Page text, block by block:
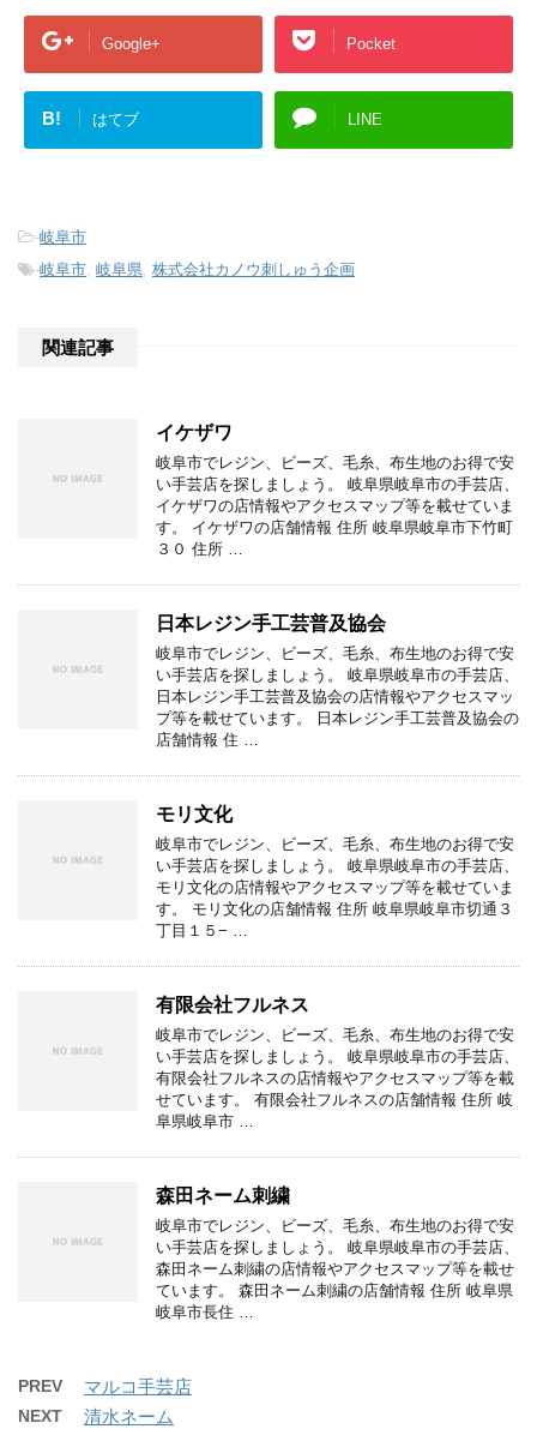
Google+ Pocket
B! はてブ LINE
-岐阜市
-岐阜市 岐阜県 株式会社カノウ刺しゅう企画
関連記事
イケザワ
岐阜市でレジン、ビーズ、毛糸、布生地のお得で安
い手芸店を探しましょう。 岐阜県岐阜市の手芸店、
イケザワの店情報やアクセスマップ等を載せていま
す。 イケザワの店舗情報 住所 岐阜県岐阜市下竹町
３０ 住所 …
日本レジン手工芸普及協会
岐阜市でレジン、ビーズ、毛糸、布生地のお得で安
い手芸店を探しましょう。 岐阜県岐阜市の手芸店、
日本レジン手工芸普及協会の店情報やアクセスマッ
プ等を載せています。 日本レジン手工芸普及協会の
店舗情報 住 …
モリ文化
岐阜市でレジン、ビーズ、毛糸、布生地のお得で安
い手芸店を探しましょう。 岐阜県岐阜市の手芸店、
モリ文化の店情報やアクセスマップ等を載せていま
す。 モリ文化の店舗情報 住所 岐阜県岐阜市切通３
丁目１５− …
有限会社フルネス
岐阜市でレジン、ビーズ、毛糸、布生地のお得で安
い手芸店を探しましょう。 岐阜県岐阜市の手芸店、
有限会社フルネスの店情報やアクセスマップ等を載
せています。 有限会社フルネスの店舗情報 住所 岐
阜県岐阜市 …
森田ネーム刺繍
岐阜市でレジン、ビーズ、毛糸、布生地のお得で安
い手芸店を探しましょう。 岐阜県岐阜市の手芸店、
森田ネーム刺繍の店情報やアクセスマップ等を載せ
ています。 森田ネーム刺繍の店舗情報 住所 岐阜県
岐阜市長住 …
PREV マルコ手芸店
NEXT 清水ネーム